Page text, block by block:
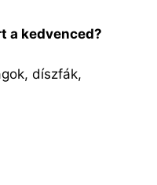
a kedvenced?
díszfák,